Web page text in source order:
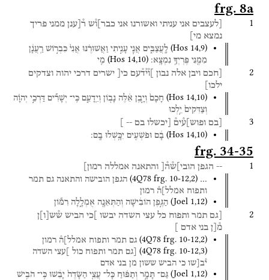
frg. 8a
1 [לעצבים אני עניתי ואשורנו אני כבר]ו֯ש ר֯[ענן ממני פריך
נמצא מי]
(Hos 14,9) לָֽעֲצַבִּ֑ים אֲנִ֧י עָנִ֣יתִי וַאֲשׁוּרֶ֗נּוּ אֲנִי֙ כִּבְר֣וֹשׁ רַֽעֲנָ֔ן
מִמֶּ֖נִּי פֶּרְיְךָ֥ נִמְצָֽא׃ (Hos 14,10) מִ֤י
2 [חכם ויבן אלה נבון ]ו֯י֯ד֯עם כי[ ישרים דרכי יהוה וצדקים
ילכו]
(Hos 14,10) חָכָם֙ וְיָ֣בֵֽן אֵ֔לֶּה נָב֖וֹן וְיֵֽדָעֵ֑ם כִּֽי־ יְשָׁרִ֞ים דַּרְכֵ֣י יְהוָ֗ה
וְצַדִּקִים֙ יֵ֣לְכוּ
3 [בם ופוש]ע֯ים֯ [יכשלו בם --
(Hos 14,10) בָ֔ם וּפֹשְׁעִ֖ים יִכָּ֥שְׁלוּ בָֽם׃
frg. 34-35
1
-- הגפן הובי]ש֯ה֯[ והתאנה אמללה רמון]
…
(4Q78 frg. 10-12,2) הגפן הובישה והתאנה גם תמר
ותפוח אמלל]ה֯ רמון
(Joel 1,12) הַגֶּ֣פֶן הוֹבִ֔ישָׁה וְהַתְּאֵנָ֖ה אֻמְלָ֑לָה רִמּ֞וֹן
2 [גם תמר ותפוח כל עצי השדה יבשו ]כי הביש ש֯ש ו ן
מ֯[ן בני אדם
(4Q78 frg. 10-12,2) גם תמר ותפוח אמלל]ה֯ רמון
(4Q78 frg. 10-12,3) [גם תמר ותפוח כול ]עצי השדה
י֯ב[שו כי הביש ששון מן בני אדם
(Joel 1,12) גַּם־ תָּמָ֣ר וְתַפּ֗וּחַ כָּל־ עֲצֵ֤י הַשָּׂדֶה֙ יָבֵ֔שׁוּ כִּֽי־ הֹבִ֥ישׁ